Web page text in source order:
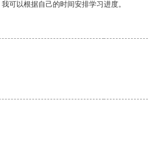
可以根据自己的时间安排学习进度。